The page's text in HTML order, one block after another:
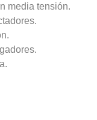
media tensión.